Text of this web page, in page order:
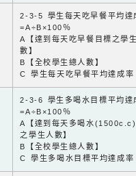
2-3-5 學生每天吃早餐平均達
=A÷B×100％
A【達到每天吃早餐目標之學
數】
B【全校學生總人數】
C 學生每天吃早餐平均達成率
2-3-6 學生多喝水目標平均達
=A÷B×100％
A【達到每天多喝水
之學生人數】
B【全校學生總人數】
C 學生多喝水目標平均達成率